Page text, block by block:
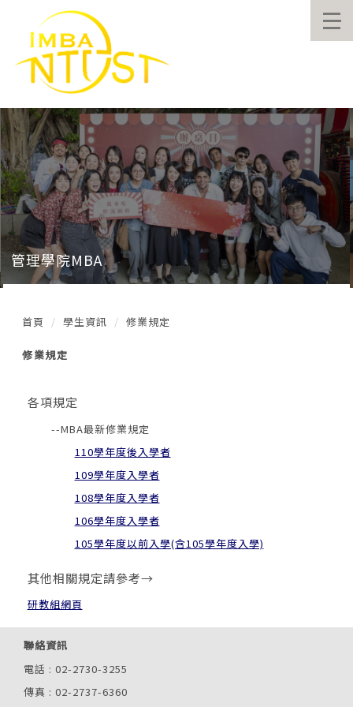
內
管理學院MBA
首頁 學生資訊 修業規定
修業規定
各項規定
--MBA最新修業規定
110學年度後入學者
109學年度入學者
108學年度入學者
106學年度入學者
105學年度以前入學(含105學年度入學)
其他相關規定請參考→
研教組網頁
聯絡資訊
電話 : 02-2730-3255
傳真 : 02-2737-6360